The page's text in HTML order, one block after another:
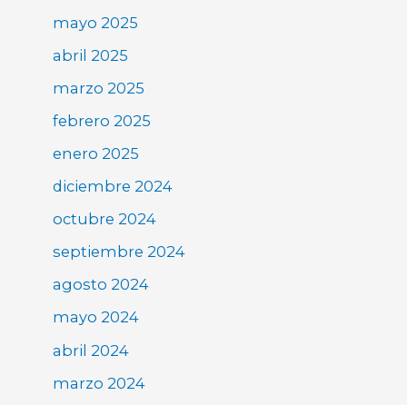
mayo 2025
abril 2025
marzo 2025
febrero 2025
enero 2025
diciembre 2024
octubre 2024
septiembre 2024
agosto 2024
mayo 2024
abril 2024
marzo 2024